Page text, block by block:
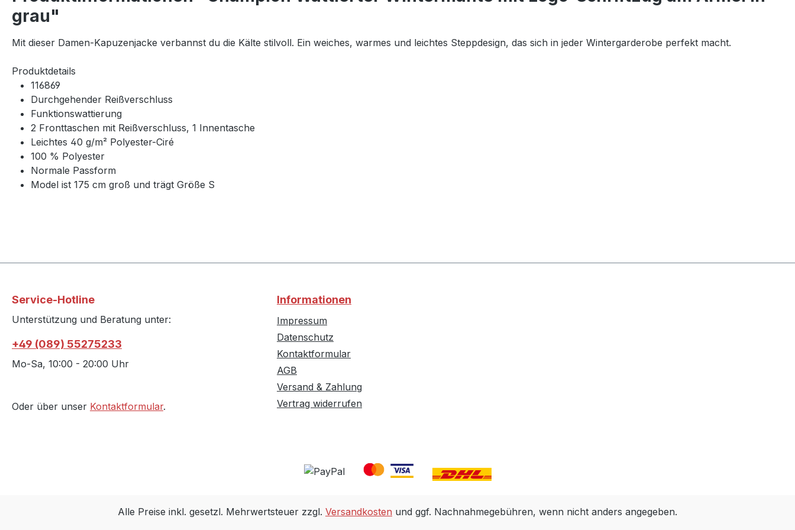
grau"
Mit dieser Damen-Kapuzenjacke verbannst du die Kälte stilvoll. Ein weiches, warmes und leichtes Steppdesign, das sich in jeder Wintergarderobe perfekt macht.
Produktdetails
116869
Durchgehender Reißverschluss
Funktionswattierung
2 Fronttaschen mit Reißverschluss, 1 Innentasche
Leichtes 40 g/m² Polyester-Ciré
100 % Polyester
Normale Passform
Model ist 175 cm groß und trägt Größe S
Service-Hotline
Unterstützung und Beratung unter:
+49 (089) 55275233
Mo-Sa, 10:00 - 20:00 Uhr
Oder über unser Kontaktformular.
Informationen
Impressum
Datenschutz
Kontaktformular
AGB
Versand & Zahlung
Vertrag widerrufen
Alle Preise inkl. gesetzl. Mehrwertsteuer zzgl. Versandkosten und ggf. Nachnahmegebühren, wenn nicht anders angegeben.